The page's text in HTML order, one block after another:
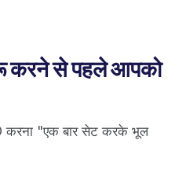
करने से पहले आपको
करना "एक बार सेट करके भूल